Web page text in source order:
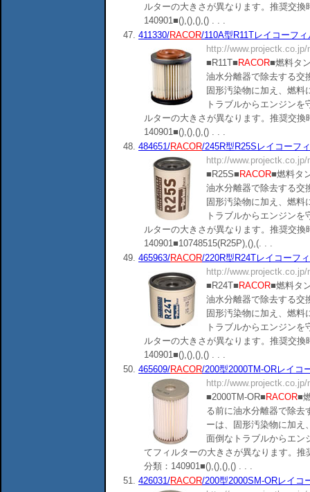
ルターの大きさが異なります。推奨交
140901■(),(),(),() . . .
47. 411330/RACOR/110A型R11Tレイコーフ
http://
■R11T■ RACOR■燃料タ
油水分離器で除去する交
固形汚染物に加え、燃料
トラブルからエンジン
ルターの大きさが異なります。推奨交
140901■(),(),(),() . . .
48. 484651/RACOR/245R型R25Sレイコーフ
http://
■R25S■ RACOR■燃料タ
油水分離器で除去する交
固形汚染物に加え、燃料
トラブルからエンジン
ルターの大きさが異なります。推奨交
140901■10748515(R25P),(),(. . .
49. 465963/RACOR/220R型R24Tレイコーフ
http://
■R24T■ RACOR■燃料タ
油水分離器で除去する交
固形汚染物に加え、燃料
トラブルからエンジン
ルターの大きさが異なります。推奨交
140901■(),(),(),() . . .
50. 465609/RACOR/200型2000TM-ORレイコ
http://
■2000TM-OR■ RACOR■
る前に油水分離器で除去
ーは、固形汚染物に加え
面倒なトラブルからエン
てフィルターの大きさが異なります。
分類：140901■(),(),(),() . . .
51. 426031/RACOR/200型2000SM-ORレイコ